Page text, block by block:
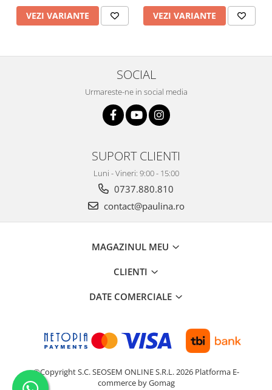
VEZI VARIANTE VEZI VARIANTE
SOCIAL
Urmareste-ne in social media
SUPORT CLIENTI
Luni - Vineri: 9:00 - 15:00
0737.880.810
contact@paulina.ro
MAGAZINUL MEU
CLIENTI
DATE COMERCIALE
©Copyright S.C. SEOSEM ONLINE S.R.L. 2026 Platforma E-
commerce by Gomag